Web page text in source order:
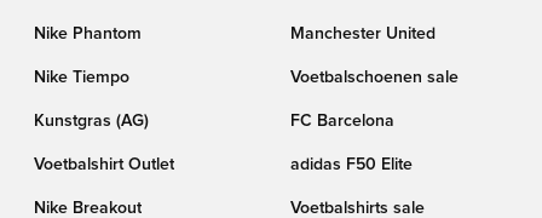
Nike Phantom Manchester United
Nike Tiempo Voetbalschoenen sale
Kunstgras (AG) FC Barcelona
Voetbalshirt Outlet adidas F50 Elite
Nike Breakout Voetbalshirts sale